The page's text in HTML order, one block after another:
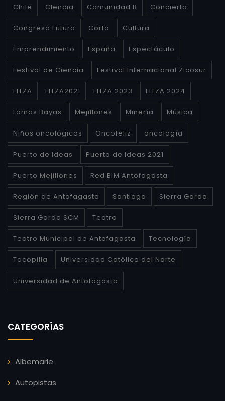
Chile CIencia Comunidad B Concierto
Congreso Futuro Corfo Cultura
Emprendimiento España Espectáculo
Festival de Ciencia Festival Internacional Zicosur
FITZA FITZA2021 FITZA 2023 FITZA 2024
Lomas Bayas Mejillones Minería Música
Niños oncológicos Oncofeliz oncología
Puerto de Ideas Puerto de Ideas 2021
Puerto Mejillones Red BIM Antofagasta
Región de Antofagasta Santiago Sierra Gorda
Sierra Gorda SCM Teatro
Teatro Municipal de Antofagasta Tecnología
Tocopilla Universidad Católica del Norte
Universidad de Antofagasta
CATEGORÍAS
Albemarle
Autopistas